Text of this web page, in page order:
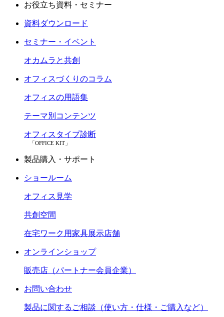
お役立ち資料・セミナー
資料ダウンロード
セミナー・イベント
オカムラと共創
オフィスづくりのコラム
オフィスの用語集
テーマ別コンテンツ
オフィスタイプ診断
「OFFICE KIT」
製品購入・サポート
ショールーム
オフィス見学
共創空間
在宅ワーク用家具展示店舗
オンラインショップ
販売店（パートナー会員企業）
お問い合わせ
製品に関するご相談（使い方・仕様・ご購入など）